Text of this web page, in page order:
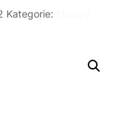
Kategorie: